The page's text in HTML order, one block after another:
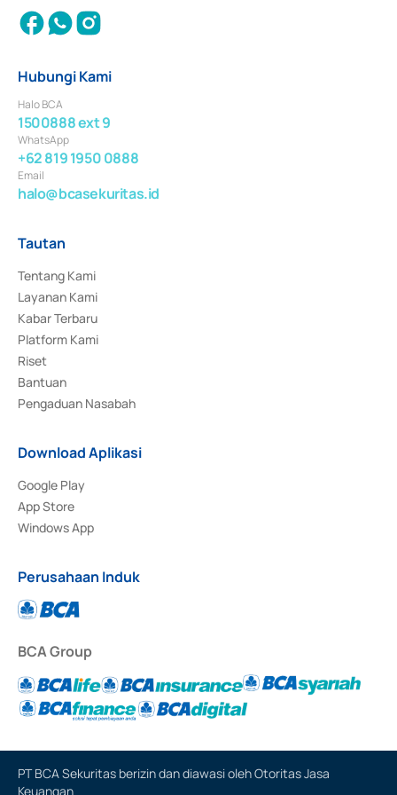
Hubungi Kami
Halo BCA
1500888 ext 9
WhatsApp
+62 819 1950 0888
Email
halo@bcasekuritas.id
Tautan
Tentang Kami
Layanan Kami
Kabar Terbaru
Platform Kami
Riset
Bantuan
Pengaduan Nasabah
Download Aplikasi
Google Play
App Store
Windows App
Perusahaan Induk
BCA Group
PT BCA Sekuritas berizin dan diawasi oleh Otoritas Jasa
Keuangan